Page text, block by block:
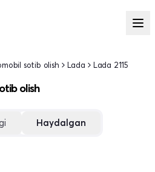
sotib olish Lada Lada 2115
olish
Haydalgan